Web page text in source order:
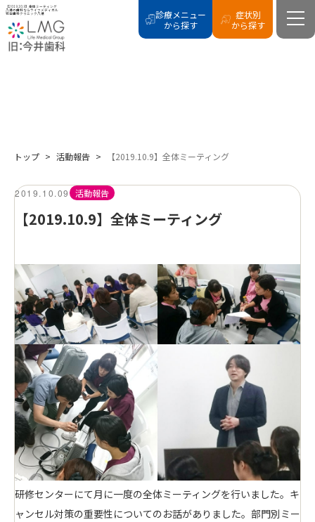
【2019.10.9】全体ミーティング
八潮の歯科ならライフメディカル
総合歯科クリニック八潮
診療メニュー
から探す
症状別
から探す
トップ > 活動報告 > 【2019.10.9】全体ミーティング
2019.10.09 活動報告
【2019.10.9】全体ミーティング
研修センターにて月に一度の全体ミーティングを行いました。キ
ャンセル対策の重要性についてのお話がありました。部門別ミー